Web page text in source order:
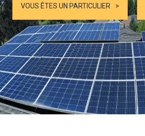
VOUS ÊTES UN PARTICULIER